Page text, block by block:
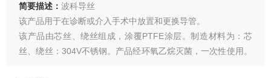
简要描述：波科导丝
该产品用于在诊断或介入手术中放置和更换导管。
该产品由芯丝、绕丝组成，涂覆PTFE涂层。制造材料为：芯
丝、绕丝：304V不锈钢。产品经环氧乙烷灭菌，一次性使用。